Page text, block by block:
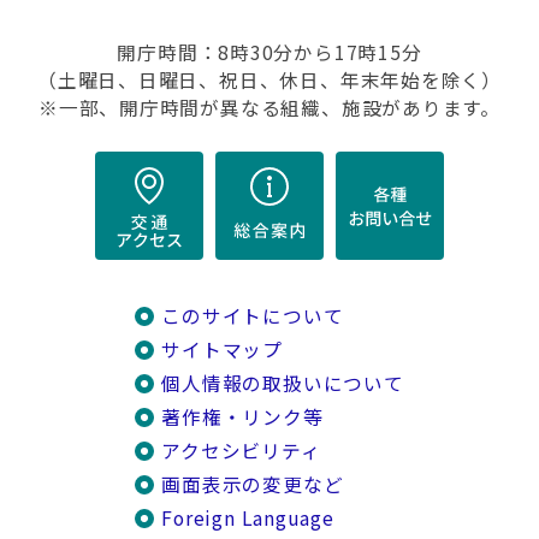
開庁時間：8時30分から17時15分
（土曜日、日曜日、祝日、休日、年末年始を除く）
※一部、開庁時間が異なる組織、施設があります。
このサイトについて
サイトマップ
個人情報の取扱いについて
著作権・リンク等
アクセシビリティ
画面表示の変更など
Foreign Language